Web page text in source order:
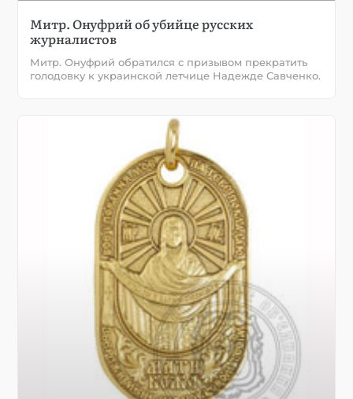
Митр. Онуфрий об убийце русских
журналистов
Митр. Онуфрий обратился с призывом прекратить
голодовку к украинской летчице Надежде Савченко.